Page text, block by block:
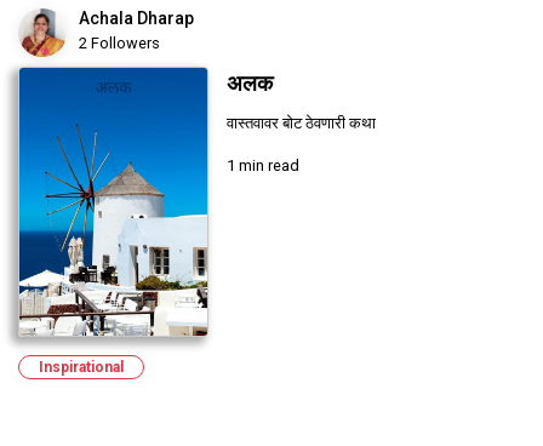
Achala Dharap
2 Followers
अलक
वास्तवावर बोट ठेवणारी कथा
1 min read
Inspirational